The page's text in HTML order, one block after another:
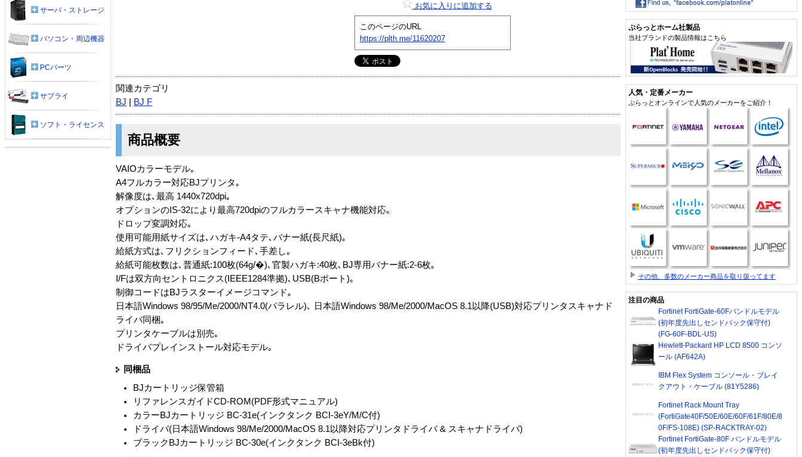
お気に入りに追加する
このページのURL
https://plth.me/11620207
関連カテゴリ
BJ
BJ F
商品概要
VAIOカラーモデル｡
A4フルカラー対応BJプリンタ｡
解像度は､最高 1440x720dpi｡
オプションのIS-32により最高720dpiのフルカラースキャナ機能対応｡
ドロップ変調対応｡
使用可能用紙サイズは､ハガキ-A4タテ､バナー紙(長尺紙)｡
給紙方式は､フリクションフィード､手差し｡
給紙可能枚数は､普通紙:100枚(64g/�)､官製ハガキ:40枚､BJ専用バナー紙:2-6枚｡
I/Fは双方向セントロニクス(IEEE1284準拠)､USB(Bポート)｡
制御コードはBJラスターイメージコマンド｡
日本語Windows 98/95/Me/2000/NT4.0(パラレル)､ 日本語Windows 98/Me/2000/MacOS 8.1以降(USB)対応プリンタスキャナド
ライバ同梱｡
プリンタケーブルは別売｡
ドライバプレインストール対応モデル｡
同梱品
BJカートリッジ保管箱
リファレンスガイドCD-ROM(PDF形式マニュアル)
カラーBJカートリッジ BC-31e(インクタンク BCI-3eY/M/C付)
ドライバ(日本語Windows 98/Me/2000/MacOS 8.1以降対応プリンタドライバ & スキャナドライバ)
ブラックBJカートリッジ BC-30e(インクタンク BCI-3eBk付)
サーバ・ストレージ
パソコン・周辺機器
PCパーツ
サプライ
ソフト・ライセンス
ぷらっとホーム社製品
当社ブランドの製品情報はこちら
人気・定番メーカー
ぷらっとオンラインで人気のメーカーをご紹介！
その他、多数のメーカー商品を取り扱ってます
注目の商品
Fortinet FortiGate-60Fバンドルモデル
(初年度先出しセンドバック保守付)
(FG-60F-BDL-US)
Hewlett-Packard HP LCD 8500 コンソ
ール (AF642A)
IBM Flex System コンソール・ブレイ
クアウト・ケーブル (81Y5286)
Fortinet Rack Mount Tray
(FortiGate40F/50E/60E/60F/61F/80E/8
0F/FS-108E) (SP-RACKTRAY-02)
Fortinet FortiGate-80F バンドルモデル
(初年度先出しセンドバック保守付)